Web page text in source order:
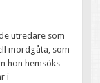
utredare som
mordgåta, som
hon hemsöks
i